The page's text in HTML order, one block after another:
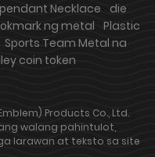
Necklace
die
ng metal Plastic
Sports Team Metal na
coin token
Products Co., Ltd.
walang pahintulot,
larawan at teksto sa site